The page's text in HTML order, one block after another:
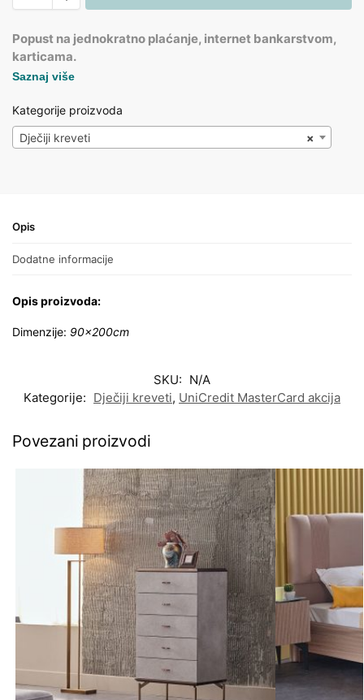
Popust na jednokratno plaćanje, internet bankarstvom,
karticama.
Saznaj više
Kategorije proizvoda
×
Dječiji kreveti
Opis
Dodatne informacije
Opis proizvoda:
Dimenzije: 90x200cm
SKU: N/A
Kategorije: Dječiji kreveti, UniCredit MasterCard akcija
Povezani proizvodi